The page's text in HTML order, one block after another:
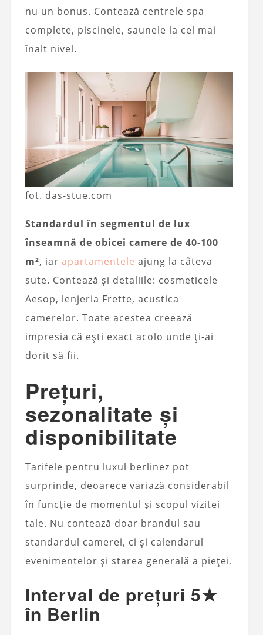
nu un bonus. Contează centrele spa
complete, piscinele, saunele la cel mai
înalt nivel.
fot. das-stue.com
Standardul în segmentul de lux
înseamnă de obicei camere de 40-100
m², iar apartamentele ajung la câteva
sute. Contează și detaliile: cosmeticele
Aesop, lenjeria Frette, acustica
camerelor. Toate acestea creează
impresia că ești exact acolo unde ți-ai
dorit să fii.
Prețuri,
sezonalitate și
disponibilitate
Tarifele pentru luxul berlinez pot
surprinde, deoarece variază considerabil
în funcție de momentul și scopul vizitei
tale. Nu contează doar brandul sau
standardul camerei, ci și calendarul
evenimentelor și starea generală a pieței.
Interval de prețuri 5★
în Berlin